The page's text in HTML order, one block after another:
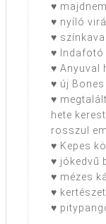
♥
♥ nyíló
♥
♥ Indafotó
♥ Anyuval
♥ új Bones
♥
hete
rosszul
♥ Kepes
♥ jókedvű
♥ mézes
♥
♥